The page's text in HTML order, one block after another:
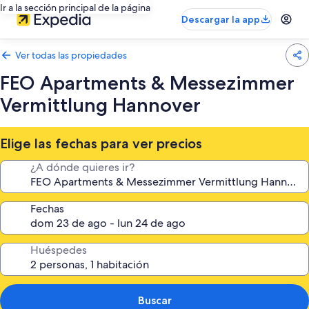
Ir a la sección principal de la página
Descargar la app
Ver todas las propiedades
FEO Apartments & Messezimmer
Vermittlung Hannover
Elige las fechas para ver precios
¿A dónde quieres ir?
Fechas
Huéspedes
Buscar